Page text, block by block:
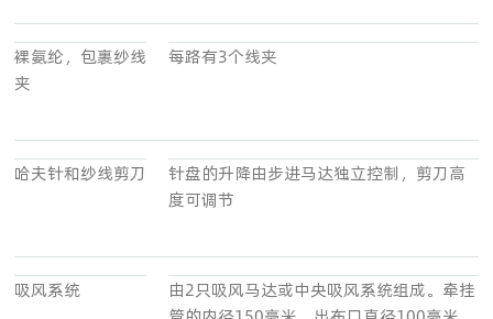
裸氨纶，包裹纱线
夹
每路有3个线夹
哈夫针和纱线剪刀
针盘的升降由步进马达独立控制，剪刀高
度可调节
吸风系统
由2只吸风马达或中央吸风系统组成。牵挂